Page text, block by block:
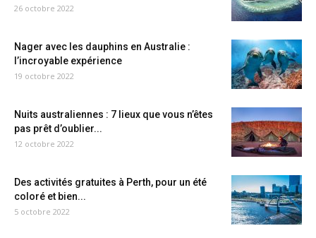
26 octobre 2022
Nager avec les dauphins en Australie :
l’incroyable expérience
19 octobre 2022
Nuits australiennes : 7 lieux que vous n’êtes
pas prêt d’oublier...
12 octobre 2022
Des activités gratuites à Perth, pour un été
coloré et bien...
5 octobre 2022